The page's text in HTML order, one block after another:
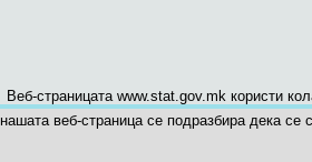
Веб-страницата www.stat.gov.mk користи
нашата веб-страница се подразбира дека се